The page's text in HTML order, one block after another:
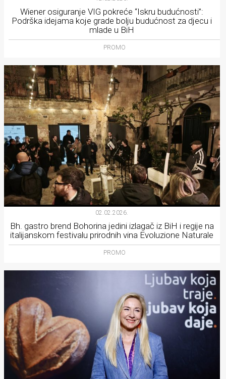
Wiener osiguranje VIG pokreće “Iskru budućnosti”:
Podrška idejama koje grade bolju budućnost za djecu i
mlade u BiH
PROMO
02.02.2026.
Bh. gastro brend Bohorina jedini izlagač iz BiH i regije na
italijanskom festivalu prirodnih vina Evoluzione Naturale
PROMO